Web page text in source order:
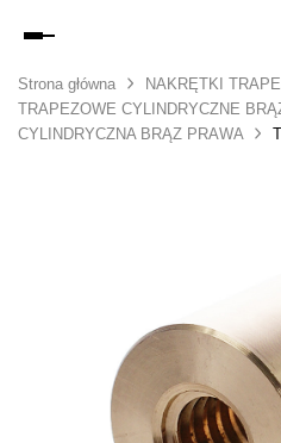
Toggle
Strona główna NAKRĘTKI
TRAPEZOWE CYLINDRYCZNE
CYLINDRYCZNA BRĄZ PRAWA